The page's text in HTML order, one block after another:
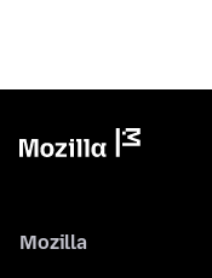
Mozilla